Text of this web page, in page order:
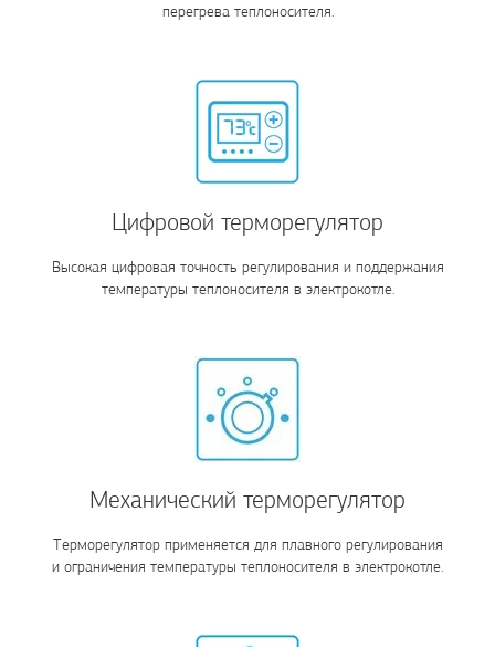
перегрева теплоносителя.
Цифровой терморегулятор
Высокая цифровая точность регулирования и поддержания
температуры теплоносителя в электрокотле.
Механический терморегулятор
Терморегулятор применяется для плавного регулирования
и ограничения температуры теплоносителя в электрокотле.